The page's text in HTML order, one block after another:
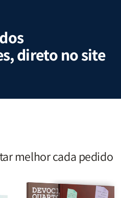
Lutas
|
Lutas
|
direto no site
melhor cada pedido